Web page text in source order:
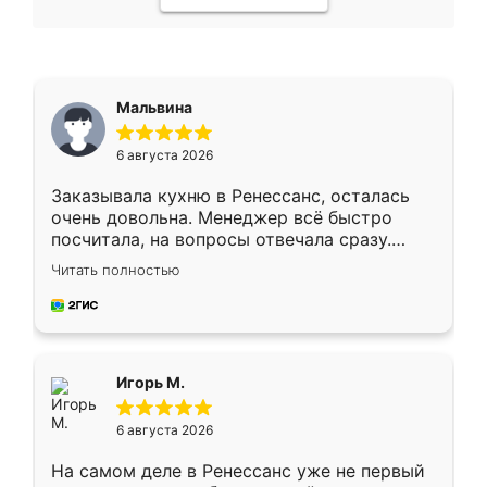
Мальвина
6 августа 2026
Заказывала кухню в Ренессанс, осталась
очень довольна. Менеджер всё быстро
посчитала, на вопросы отвечала сразу.
Замерщик приехал в субботу, подошёл к
делу со всей ответственностью. Собрали
за день, ребята работали аккуратно, даже
Читать полностью
Игорь М.
6 августа 2026
На самом деле в Ренессанс уже не первый